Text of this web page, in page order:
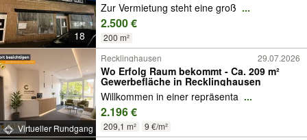
18
Zur Vermietung steht eine groß ...
2.500 €
200 m²
Virtueller Rundgang
Recklinghausen 29.07.2026
Wo Erfolg Raum bekommt - Ca. 209 m²
Gewerbefläche in Recklinghausen
Willkommen in einer repräsenta ...
2.196 €
209,1 m²
9 €/m²